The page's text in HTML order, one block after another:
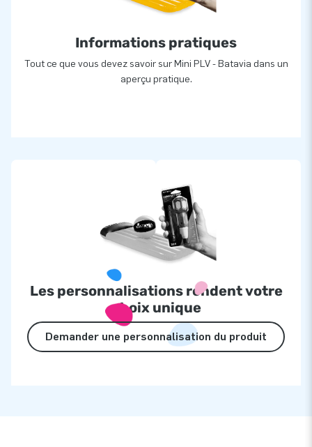
Informations pratiques
Tout ce que vous devez savoir sur Mini PLV - Batavia dans un
aperçu pratique.
Les personnalisations rendent votre
choix unique
Demander une personnalisation du produit